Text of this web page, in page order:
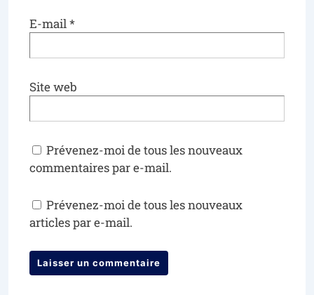
E-mail*
Site web
Prévenez-moi de tous les nouveaux
commentaires par e-mail.
Prévenez-moi de tous les nouveaux
articles par e-mail.